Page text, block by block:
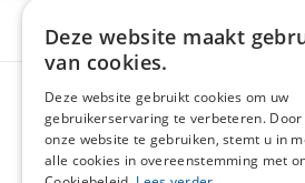
Deze website maakt
van cookies.
Deze website gebruikt cookies om uw
gebruikerservaring te verbeteren. Door
onze website te gebruiken, stemt u in
alle cookies in overeenstemming met